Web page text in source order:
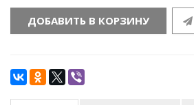
ДОБАВИТЬ В КОРЗИНУ